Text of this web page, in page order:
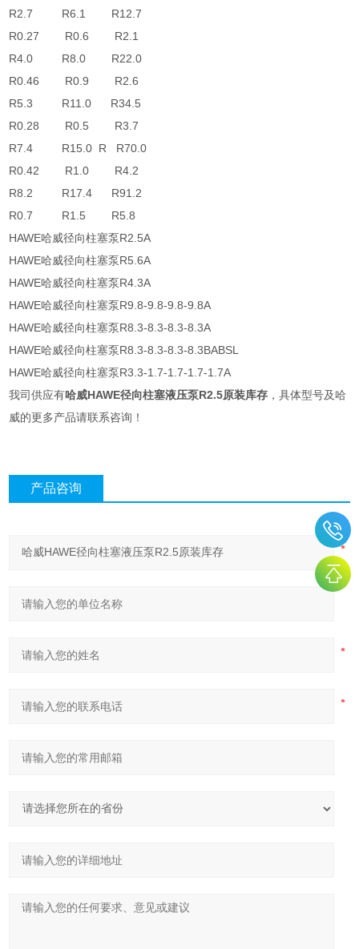
R2.7 R6.1 R12.7
R0.27 R0.6 R2.1
R4.0 R8.0 R22.0
R0.46 R0.9 R2.6
R5.3 R11.0 R34.5
R0.28 R0.5 R3.7
R7.4 R15.0 R R70.0
R0.42 R1.0 R4.2
R8.2 R17.4 R91.2
R0.7 R1.5 R5.8
HAWE哈威径向柱塞泵R2.5A
HAWE哈威径向柱塞泵R5.6A
HAWE哈威径向柱塞泵R4.3A
HAWE哈威径向柱塞泵R9.8-9.8-9.8-9.8A
HAWE哈威径向柱塞泵R8.3-8.3-8.3-8.3A
HAWE哈威径向柱塞泵R8.3-8.3-8.3-8.3BABSL
HAWE哈威径向柱塞泵R3.3-1.7-1.7-1.7-1.7A
我司供应有哈威HAWE径向柱塞液压泵R2.5原装库存 ，具体型号及哈
威的更多产品请联系咨询！
产品咨询